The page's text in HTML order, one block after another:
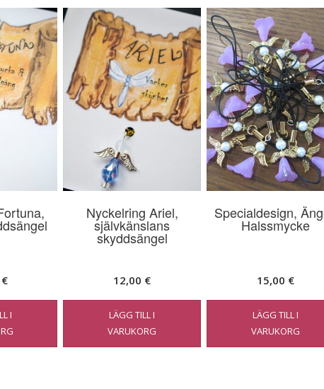
€
I
Nyckelring Ariel,
självkänslans
skyddsängel
12,00 €
LÄGG TILL I
VARUKORG
Specialdesign,
Halssmycke
15,00 €
LÄGG TILL I
VARUKORG